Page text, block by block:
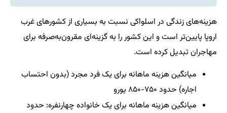
هزینه‌های زندگی در اسلواکی نسبت به بسیاری از کشورهای غرب
اروپا پایین‌تر است و این کشور را به گزینه‌ای مقرون‌به‌صرفه برای
مهاجران تبدیل کرده است.
میانگین هزینه ماهانه برای یک فرد مجرد (بدون احتساب
اجاره) حدود ۷۵۰-۸۵۰ یورو
میانگین هزینه ماهانه برای یک خانواده چهارنفره: حدود